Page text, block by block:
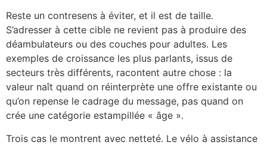
Reste un contresens à éviter, et il est de taille.
S’adresser à cette cible ne revient pas à produire des
déambulateurs ou des couches pour adultes. Les
exemples de croissance les plus parlants, issus de
secteurs très différents, racontent autre chose : la
valeur naît quand on réinterprète une offre existante ou
qu’on repense le cadrage du message, pas quand on
crée une catégorie estampillée « âge ».
Trois cas le montrent avec netteté. Le vélo à assistance